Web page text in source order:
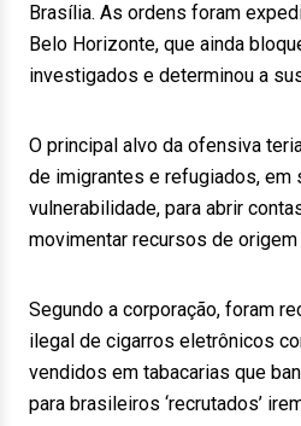
Brasília. As ordens foram
Belo Horizonte, que ainda
investigados e determinou a
O principal alvo da ofensiva
de imigrantes e refugiados, em
vulnerabilidade, para abrir
movimentar recursos de origem
Segundo a corporação, foram
ilegal de cigarros eletrônicos
vendidos em tabacarias que
para brasileiros ‘recrutados’